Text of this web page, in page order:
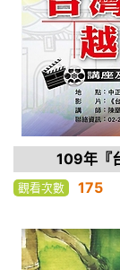
109年『
觀看次數 175